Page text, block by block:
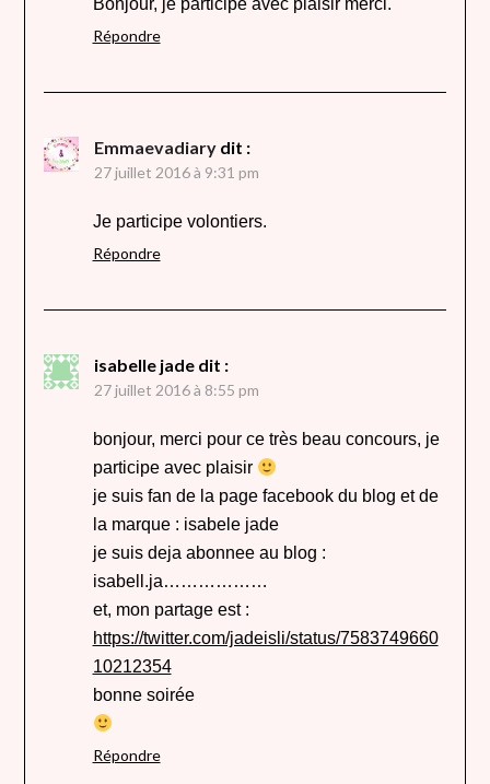
Bonjour, je participe avec plaisir merci.
Répondre
Emmaevadiary dit :
27 juillet 2016 à 9:31 pm
Je participe volontiers.
Répondre
isabelle jade dit :
27 juillet 2016 à 8:55 pm
bonjour, merci pour ce très beau concours, je
participe avec plaisir
je suis fan de la page facebook du blog et de
la marque : isabele jade
je suis deja abonnee au blog :
isabell.ja………………
et, mon partage est :
https://twitter.com/jadeisli/status/7583749660
10212354
bonne soirée
Répondre